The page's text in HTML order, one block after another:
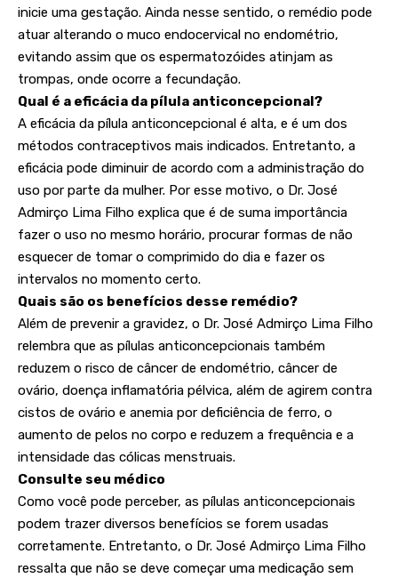
inicie uma gestação. Ainda nesse sentido, o remédio pode
atuar alterando o muco endocervical no endométrio,
evitando assim que os espermatozóides atinjam as
trompas, onde ocorre a fecundação.
Qual é a eficácia da pílula anticoncepcional?
A eficácia da pílula anticoncepcional é alta, e é um dos
métodos contraceptivos mais indicados. Entretanto, a
eficácia pode diminuir de acordo com a administração do
uso por parte da mulher. Por esse motivo, o Dr. José
Admirço Lima Filho explica que é de suma importância
fazer o uso no mesmo horário, procurar formas de não
esquecer de tomar o comprimido do dia e fazer os
intervalos no momento certo.
Quais são os benefícios desse remédio?
Além de prevenir a gravidez, o Dr. José Admirço Lima Filho
relembra que as pílulas anticoncepcionais também
reduzem o risco de câncer de endométrio, câncer de
ovário, doença inflamatória pélvica, além de agirem contra
cistos de ovário e anemia por deficiência de ferro, o
aumento de pelos no corpo e reduzem a frequência e a
intensidade das cólicas menstruais.
Consulte seu médico
Como você pode perceber, as pílulas anticoncepcionais
podem trazer diversos benefícios se forem usadas
corretamente. Entretanto, o Dr. José Admirço Lima Filho
ressalta que não se deve começar uma medicação sem